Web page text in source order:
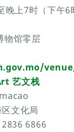
晚上7时（下午
物馆零层
艺文栈
文化局
6866